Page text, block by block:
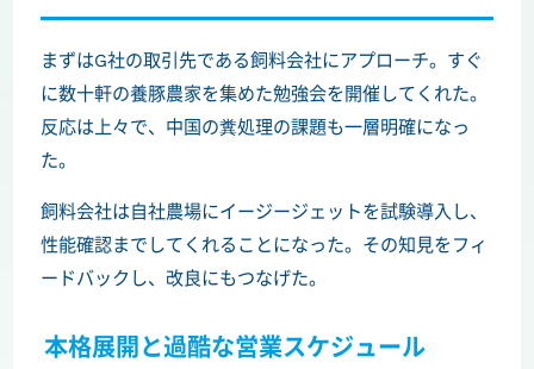
まずはG社の取引先である飼料会社にアプローチ。すぐ
に数十軒の養豚農家を集めた勉強会を開催してくれた。
反応は上々で、中国の糞処理の課題も一層明確になっ
た。
飼料会社は自社農場にイージージェットを試験導入し、
性能確認までしてくれることになった。その知見をフィ
ードバックし、改良にもつなげた。
本格展開と過酷な営業スケジュール